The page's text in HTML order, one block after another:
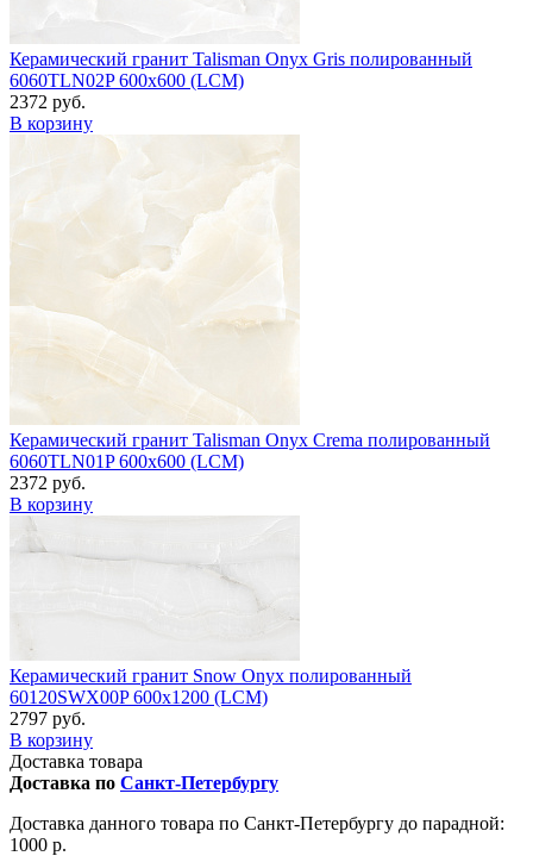
Керамический гранит Talisman Onyx Gris полированный
6060TLN02P 600x600 (LCM)
2372 руб.
В корзину
Керамический гранит Talisman Onyx Crema полированный
6060TLN01P 600x600 (LCM)
2372 руб.
В корзину
Керамический гранит Snow Onyx полированный
60120SWX00P 600x1200 (LCM)
2797 руб.
В корзину
Доставка товара
Доставка по Санкт-Петербургу
Доставка данного товара по Санкт-Петербургу до парадной:
1000 р.